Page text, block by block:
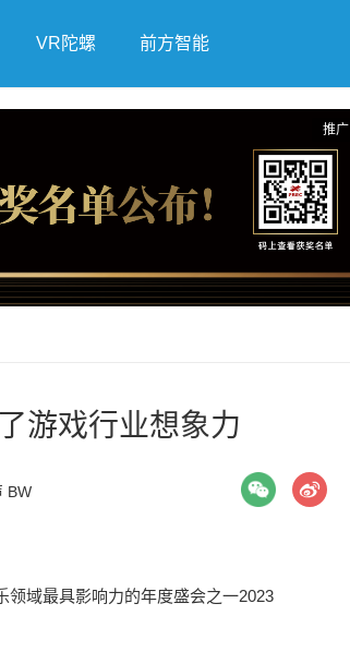
戏
VR陀螺 前方智能
推广
游戏行业想象力
BW
领域最具影响力的年度盛会之一2023